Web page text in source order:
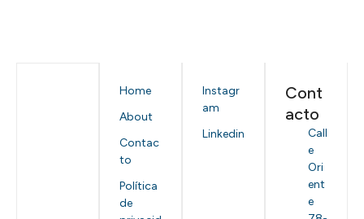
Home
About
Contac
to
Política
de
Instagr
am
Linkedin
Cont
acto
Call
e
Ori
ent
e